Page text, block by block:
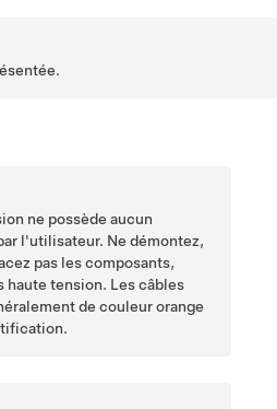
ne possède aucun
l'utilisateur. Ne démontez,
pas les composants,
haute tension. Les câbles
de couleur orange